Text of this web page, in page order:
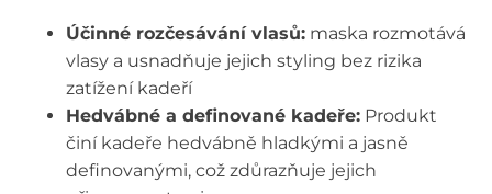
Účinné rozčesávání vlasů: maska rozmotává
vlasy a usnadňuje jejich styling bez rizika
zatížení kadeří
Hedvábné a definované kadeře: Produkt
činí kadeře hedvábně hladkými a jasně
definovanými, což zdůrazňuje jejich